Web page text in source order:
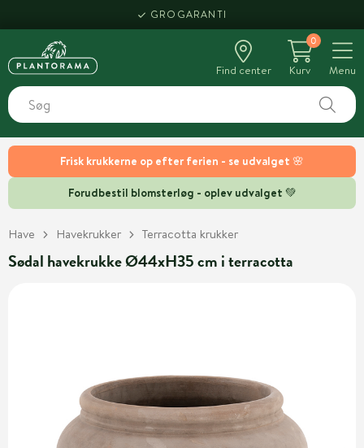
Frisk krukkerne op efter ferien - se udvalget 🌸
Forudbestil blomsterløg - oplev udvalget 💚
GROGARANTI
Find center
0
Kurv
Menu
Have Havekrukker Terracotta krukker
Sødal havekrukke Ø44xH35 cm i terracotta